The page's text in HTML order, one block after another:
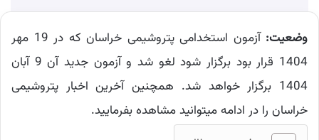
وضعیت:
آزمون استخدامی پتروشیمی خراسان که در 19 مهر
1404 قرار بود برگزار شود لغو شد و آزمون جدید آن 9 آبان
1404 برگزار خواهد شد. همچنین آخرین اخبار پتروشیمی
خراسان را در ادامه میتوانید مشاهده بفرمایید.